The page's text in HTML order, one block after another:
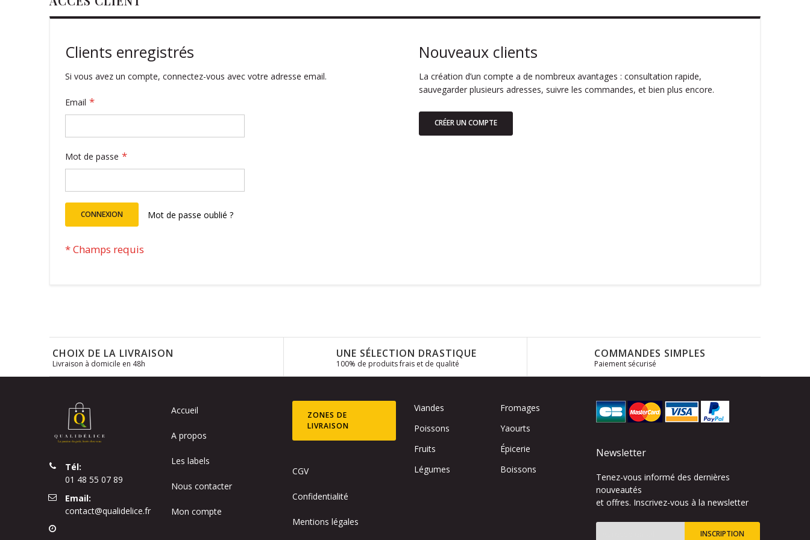
Clients enregistrés
Si vous avez un compte, connectez-vous avec votre adresse email.
Email
Mot de passe
CONNEXION Mot de passe oublié ?
Nouveaux clients
La création d’un compte a de nombreux avantages : consultation rapide,
sauvegarder plusieurs adresses, suivre les commandes, et bien plus encore.
CRÉER UN COMPTE
CHOIX DE LA LIVRAISON
Livraison à domicile en 48h
UNE SÉLECTION DRASTIQUE
100% de produits frais et de qualité
COMMANDES SIMPLES
Paiement sécurisé
Tél:
01 48 55 07 89
Email:
contact@qualidelice.fr
Accueil
A propos
Les labels
Nous contacter
Mon compte
ZONES DE
LIVRAISON
CGV
Confidentialité
Mentions légales
Viandes
Poissons
Fruits
Légumes
Fromages
Yaourts
Épicerie
Boissons
Newsletter
Tenez-vous informé des dernières
nouveautés
et offres. Inscrivez-vous à la newsletter
INSCRIPTION